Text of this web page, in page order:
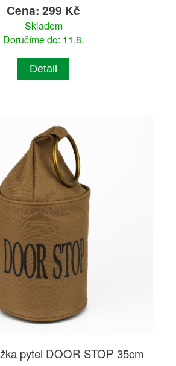
Cena: 299 Kč
Skladem
Doručíme do: 11.8.
Detail
pytel DOOR STOP 35cm